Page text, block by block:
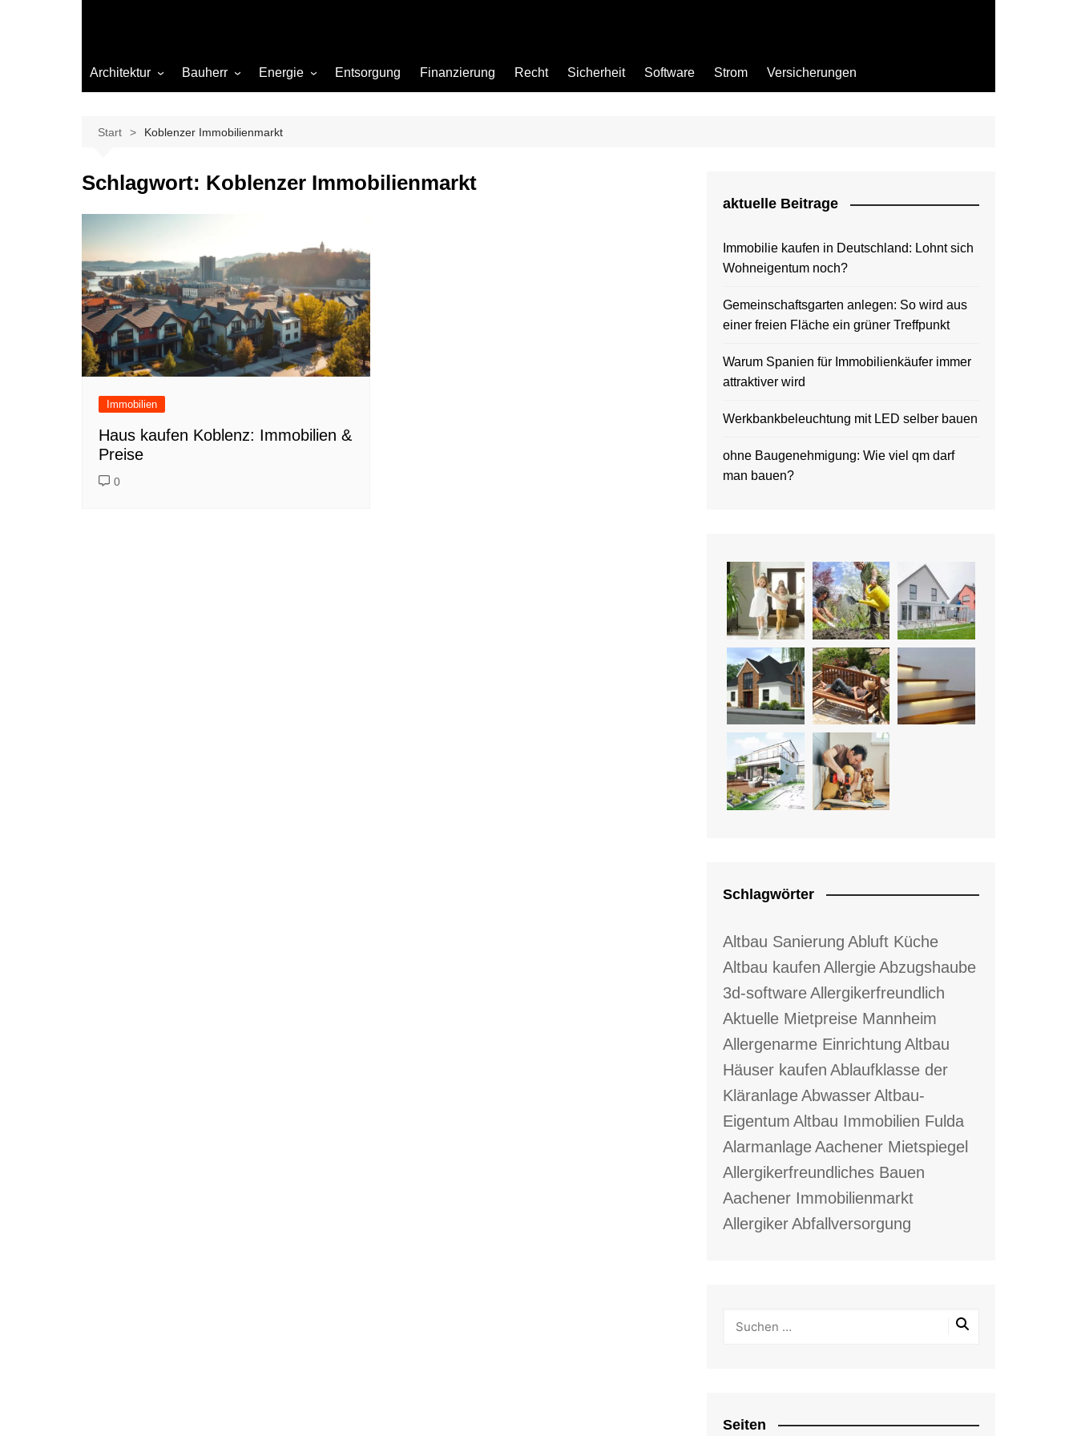
Architektur Bauherr
Beleuchtung
Büro
Materialien
Ökologisch bauen
Sanierung
Hygiene
Energie
Gas
Entsorgung Finanzierung Recht Sicherheit Software Strom Versicherungen
Start Koblenzer Immobilienmarkt
Schlagwort: Koblenzer Immobilienmarkt
Immobilien
Haus kaufen Koblenz: Immobilien &
Preise
0
aktuelle Beitrage
Immobilie kaufen in Deutschland: Lohnt sich
Wohneigentum noch?
Gemeinschaftsgarten anlegen: So wird aus
einer freien Fläche ein grüner Treffpunkt
Warum Spanien für Immobilienkäufer immer
attraktiver wird
Werkbankbeleuchtung mit LED selber bauen
ohne Baugenehmigung: Wie viel qm darf
man bauen?
Schlagwörter
Altbau Sanierung Abluft Küche
Altbau kaufen AllergieAbzugshaube
3d-softwareAllergikerfreundlich
Aktuelle Mietpreise Mannheim
Allergenarme Einrichtung Altbau
Häuser kaufen Ablaufklasse der
KläranlageAbwasserAltbau-
Eigentum Altbau Immobilien Fulda
AlarmanlageAachener Mietspiegel
Allergikerfreundliches Bauen
Aachener Immobilienmarkt
AllergikerAbfallversorgung
Seiten